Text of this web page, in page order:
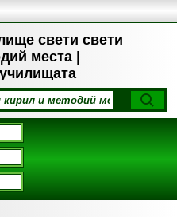
свети свети
места |